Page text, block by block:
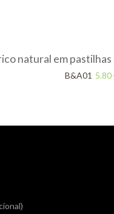
natural em
B&A01 5.80